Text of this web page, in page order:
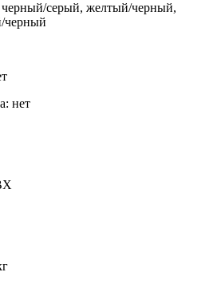
серый, желтый/черный,
черный
нет